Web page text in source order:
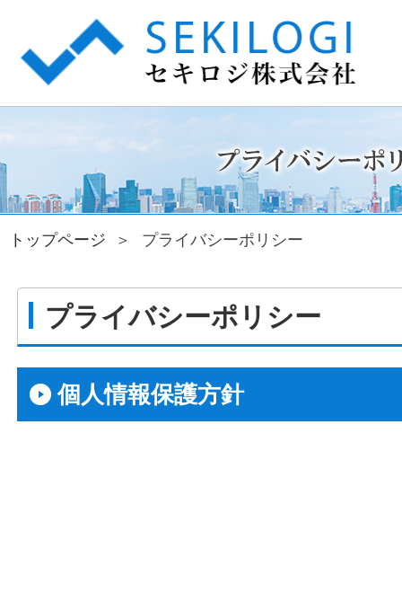
トップページ プライバシーポリシー
プライバシーポリシー
個人情報保護方針